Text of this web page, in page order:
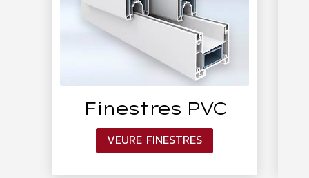
Finestres PVC
VEURE FINESTRES